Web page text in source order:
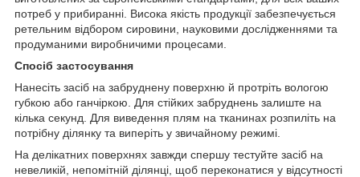
потреб у прибиранні. Висока якість продукції забезпечується
ретельним відбором сировини, науковими дослідженнями та
продуманими виробничими процесами.
Спосіб застосування
Нанесіть засіб на забруднену поверхню й протріть вологою
губкою або ганчіркою. Для стійких забруднень залиште на
кілька секунд. Для виведення плям на тканинах розпиліть на
потрібну ділянку та виперіть у звичайному режимі.
На делікатних поверхнях завжди спершу тестуйте засіб на
невеликій, непомітній ділянці, щоб переконатися у відсутності